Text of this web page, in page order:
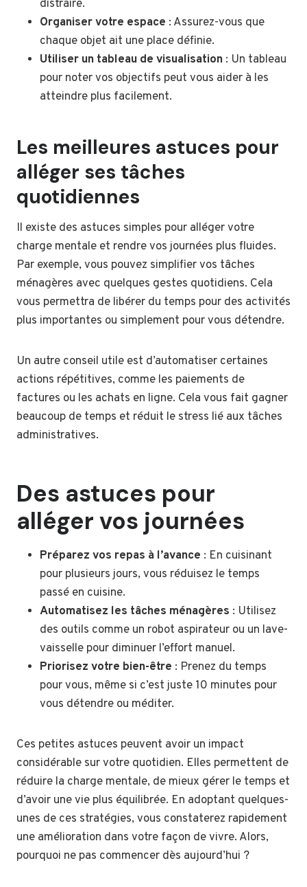
distraire.
Organiser votre espace : Assurez-vous que
chaque objet ait une place définie.
Utiliser un tableau de visualisation : Un tableau
pour noter vos objectifs peut vous aider à les
atteindre plus facilement.
Les meilleures astuces pour
alléger ses tâches
quotidiennes
Il existe des astuces simples pour alléger votre
charge mentale et rendre vos journées plus fluides.
Par exemple, vous pouvez simplifier vos tâches
ménagères avec quelques gestes quotidiens. Cela
vous permettra de libérer du temps pour des activités
plus importantes ou simplement pour vous détendre.
Un autre conseil utile est d’automatiser certaines
actions répétitives, comme les paiements de
factures ou les achats en ligne. Cela vous fait gagner
beaucoup de temps et réduit le stress lié aux tâches
administratives.
Des astuces pour
alléger vos journées
Préparez vos repas à l’avance : En cuisinant
pour plusieurs jours, vous réduisez le temps
passé en cuisine.
Automatisez les tâches ménagères : Utilisez
des outils comme un robot aspirateur ou un lave-
vaisselle pour diminuer l’effort manuel.
Priorisez votre bien-être : Prenez du temps
pour vous, même si c’est juste 10 minutes pour
vous détendre ou méditer.
Ces petites astuces peuvent avoir un impact
considérable sur votre quotidien. Elles permettent de
réduire la charge mentale, de mieux gérer le temps et
d’avoir une vie plus équilibrée. En adoptant quelques-
unes de ces stratégies, vous constaterez rapidement
une amélioration dans votre façon de vivre. Alors,
pourquoi ne pas commencer dès aujourd’hui ?